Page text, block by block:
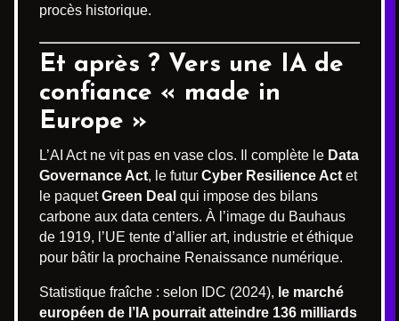
procès historique.
Et après ? Vers une IA de
confiance « made in
Europe »
L’AI Act ne vit pas en vase clos. Il complète le Data
Governance Act, le futur Cyber Resilience Act et
le paquetGreen Deal qui impose des bilans
carbone aux data centers. À l’image du Bauhaus
de 1919, l’UE tente d’allier art, industrie et éthique
pour bâtir la prochaine Renaissance numérique.
Statistique fraîche : selon IDC (2024), le marché
européen de l’IA pourrait atteindre 136 milliards